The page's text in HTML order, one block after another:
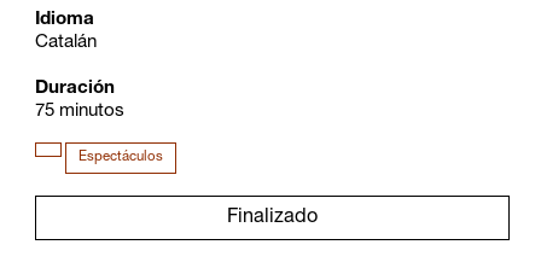
Idioma
Catalán
Duración
75 minutos
Espectáculos
Finalizado